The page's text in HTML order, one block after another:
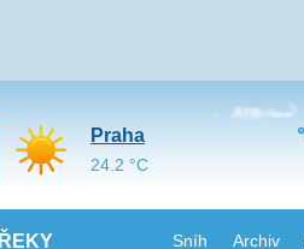
ŘEKY Sníh Archiv
Praha
24.2 °C